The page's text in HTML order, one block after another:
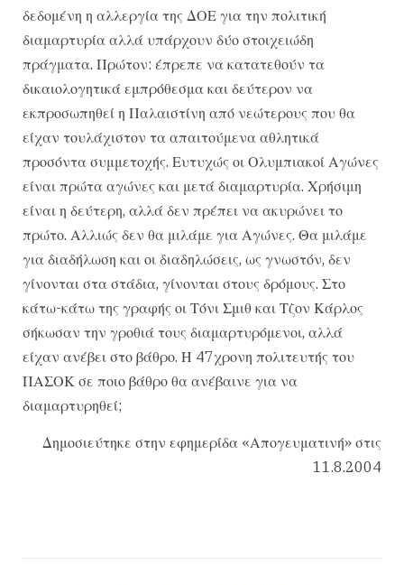
δεδομένη η αλλεργία της ΔΟΕ για την πολιτική
διαμαρτυρία αλλά υπάρχουν δύο στοιχειώδη
πράγματα. Πρώτον: έπρεπε να κατατεθούν τα
δικαιολογητικά εμπρόθεσμα και δεύτερον να
εκπροσωπηθεί η Παλαιστίνη από νεώτερους που θα
είχαν τουλάχιστον τα απαιτούμενα αθλητικά
προσόντα συμμετοχής. Ευτυχώς οι Ολυμπιακοί Αγώνες
είναι πρώτα αγώνες και μετά διαμαρτυρία. Χρήσιμη
είναι η δεύτερη, αλλά δεν πρέπει να ακυρώνει το
πρώτο. Αλλιώς δεν θα μιλάμε για Αγώνες. Θα μιλάμε
για διαδήλωση και οι διαδηλώσεις, ως γνωστόν, δεν
γίνονται στα στάδια, γίνονται στους δρόμους. Στο
κάτω-κάτω της γραφής οι Τόνι Σμιθ και Τζον Κάρλος
σήκωσαν την γροθιά τους διαμαρτυρόμενοι, αλλά
είχαν ανέβει στο βάθρο. Η 47χρονη πολιτευτής του
ΠΑΣΟΚ σε ποιο βάθρο θα ανέβαινε για να
διαμαρτυρηθεί;
Δημοσιεύτηκε στην εφημερίδα «Απογευματινή» στις
11.8.2004